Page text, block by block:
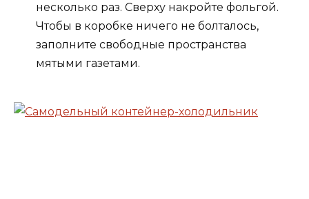
несколько раз. Сверху накройте фольгой.
Чтобы в коробке ничего не болталось,
заполните свободные пространства
мятыми газетами.